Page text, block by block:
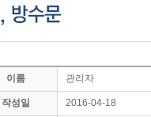
이름 관리자
작성일 2016-04-18